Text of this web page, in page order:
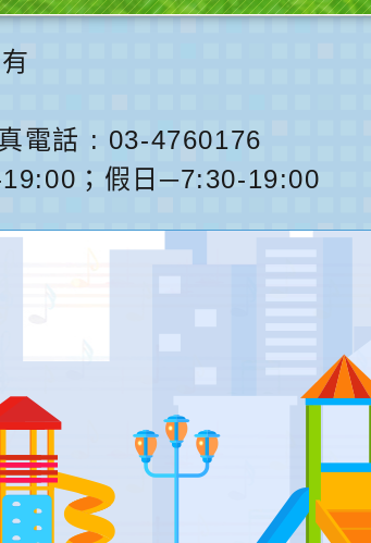
電話 : 03-4760176
；假日─7:30-19:00